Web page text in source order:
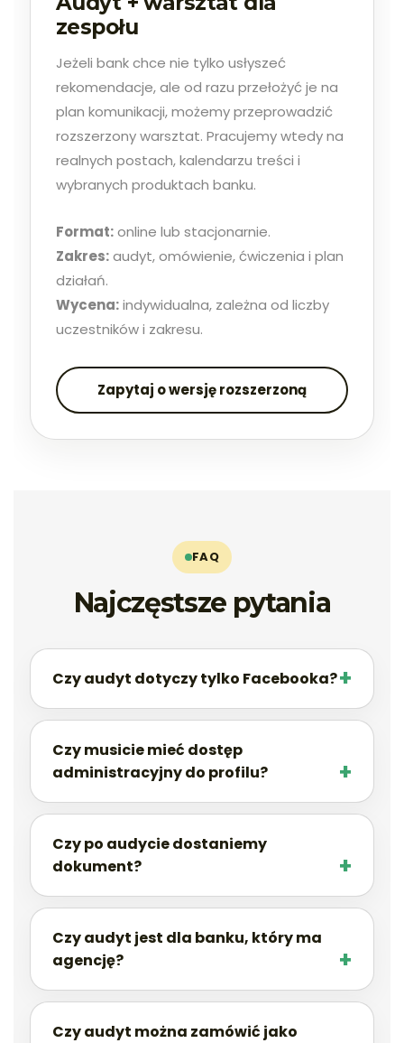
zespołu
Jeżeli bank chce nie tylko usłyszeć
rekomendacje, ale od razu przełożyć je na
plan komunikacji, możemy przeprowadzić
rozszerzony warsztat. Pracujemy wtedy na
realnych postach, kalendarzu treści i
wybranych produktach banku.
Format:online lub stacjonarnie.
Zakres:audyt, omówienie, ćwiczenia i plan
działań.
Wycena:indywidualna, zależna od liczby
uczestników i zakresu.
Zapytaj o wersję rozszerzoną
FAQ
Najczęstsze pytania
Czy audyt dotyczy tylko Facebooka?
Czy musicie mieć dostęp
administracyjny do profilu?
Czy po audycie dostaniemy
dokument?
Czy audyt jest dla banku, który ma
agencję?
Czy audyt można zamówić jako